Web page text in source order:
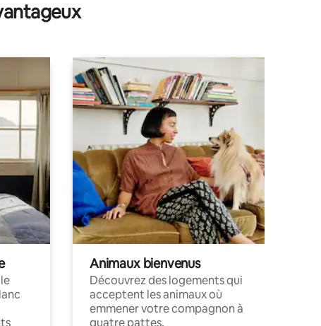
Animaux bienvenus
Découvrez des logements qui
acceptent les animaux où
emmener votre compagnon à
quatre pattes.